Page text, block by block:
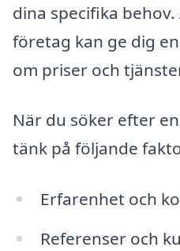
dina specifika
företag kan ge dig
om priser och
När du söker efter
tänk på följande
Erfarenhet och
Referenser och